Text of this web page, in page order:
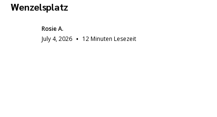
Wenzelsplatz
Rosie A.
July 4, 2026 • 12 Minuten Lesezeit